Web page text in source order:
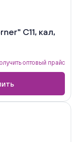
C11, кал,
оптовый прайс